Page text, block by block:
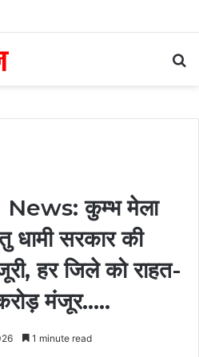
कुम्भ मेला
धामी सरकार की
हर जिले को राहत-
मंजूर…..
1 minute read